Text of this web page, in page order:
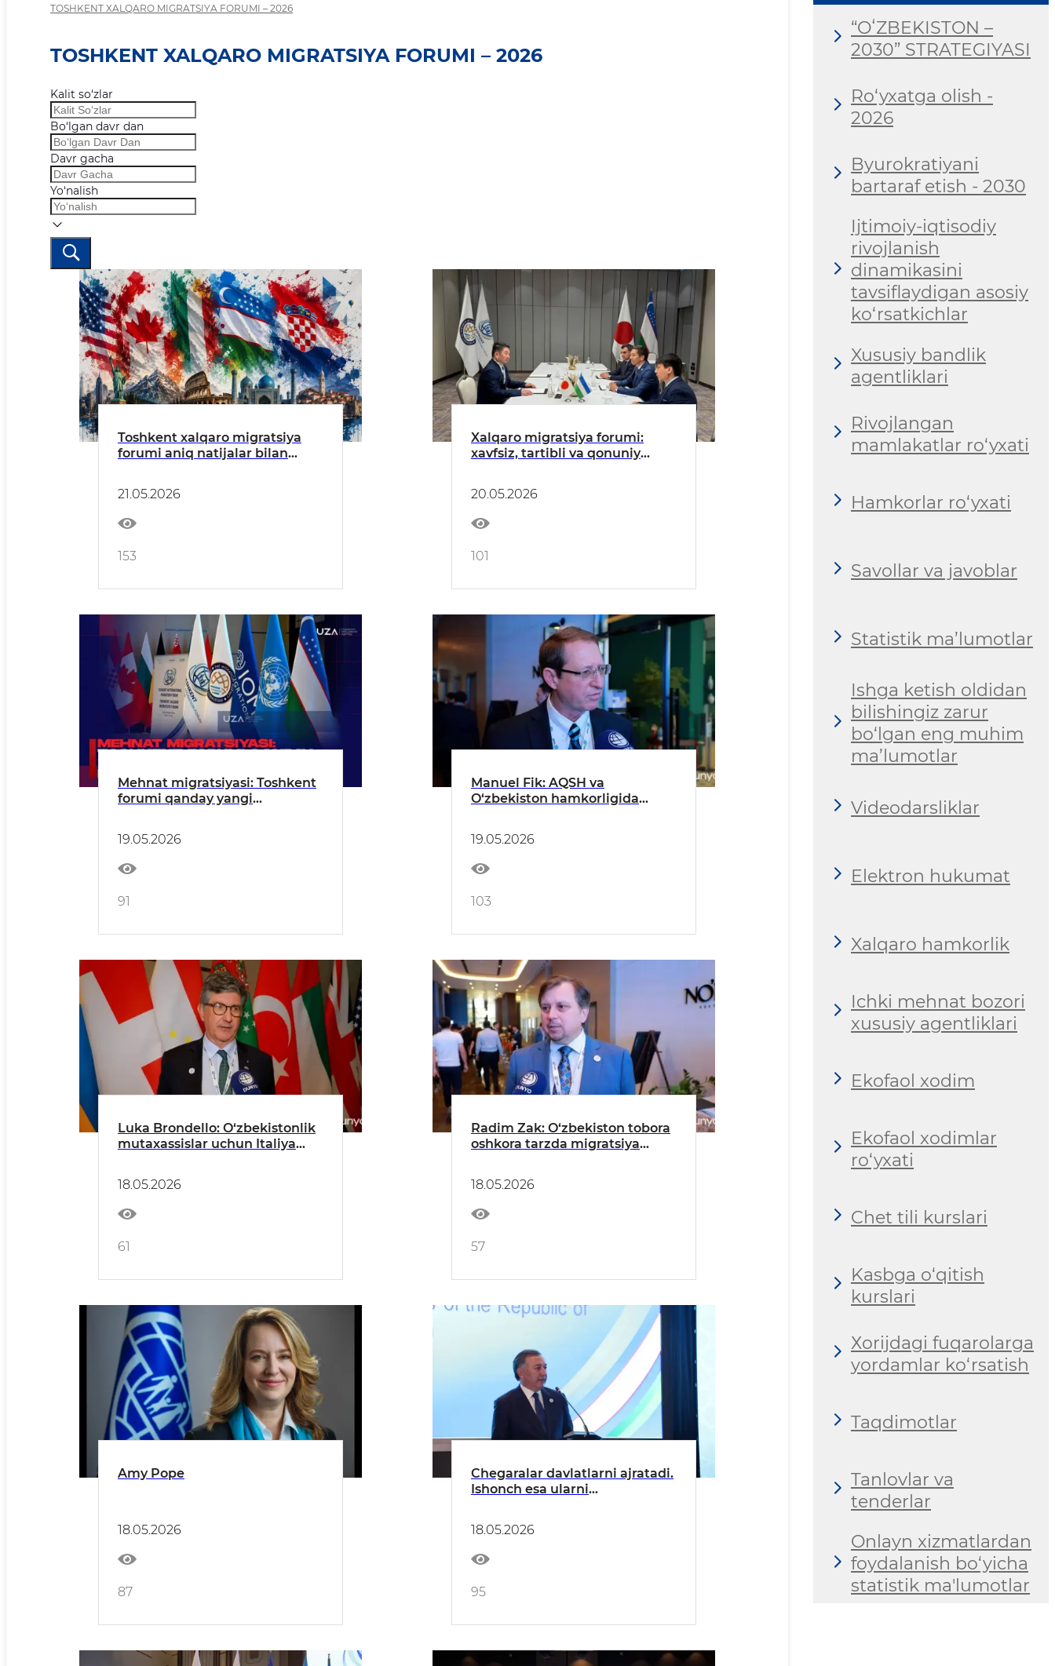
TOSHKENT XALQARO MIGRATSIYA FORUMI – 2026
TOSHKENT XALQARO MIGRATSIYA FORUMI – 2026
Kalit so‘zlar
Bo‘lgan davr dan
Davr gacha
Yo‘nalish
Toshkent xalqaro migratsiya
forumi aniq natijalar bilan
21.05.2026
153
Xalqaro migratsiya forumi:
xavfsiz, tartibli va qonuniy
20.05.2026
101
Mehnat migratsiyasi: Toshkent
forumi qanday yangi
19.05.2026
91
Manuel Fik: AQSH va
O‘zbekiston hamkorligida
ochilmoqda
19.05.2026
103
Luka Brondello: O‘zbekistonlik
mutaxassislar uchun Italiya
18.05.2026
61
Radim Zak: O‘zbekiston tobora
oshkora tarzda migratsiya
18.05.2026
57
Amy Pope
18.05.2026
87
Chegaralar davlatlarni ajratadi.
Ishonch esa ularni
18.05.2026
95
“OʻZBEKISTON –
2030” STRATEGIYASI
Ro‘yxatga olish -
2026
Byurokratiyani
bartaraf etish - 2030
Ijtimoiy-iqtisodiy
rivojlanish
dinamikasini
tavsiflaydigan asosiy
ko‘rsatkichlar
Xususiy bandlik
agentliklari
Rivojlangan
mamlakatlar ro‘yxati
Hamkorlar ro‘yxati
Savollar va javoblar
Statistik ma’lumotlar
Ishga ketish oldidan
bilishingiz zarur
bo‘lgan eng muhim
ma’lumotlar
Videodarsliklar
Elektron hukumat
Xalqaro hamkorlik
Ichki mehnat bozori
xususiy agentliklari
Ekofaol xodim
Ekofaol xodimlar
ro‘yxati
Chet tili kurslari
Kasbga o‘qitish
kurslari
Хorijdagi fuqarolarga
yordamlar ko‘rsatish
Taqdimotlar
Tanlovlar va
tenderlar
Onlayn xizmatlardan
foydalanish bo‘yicha
statistik ma'lumotlar